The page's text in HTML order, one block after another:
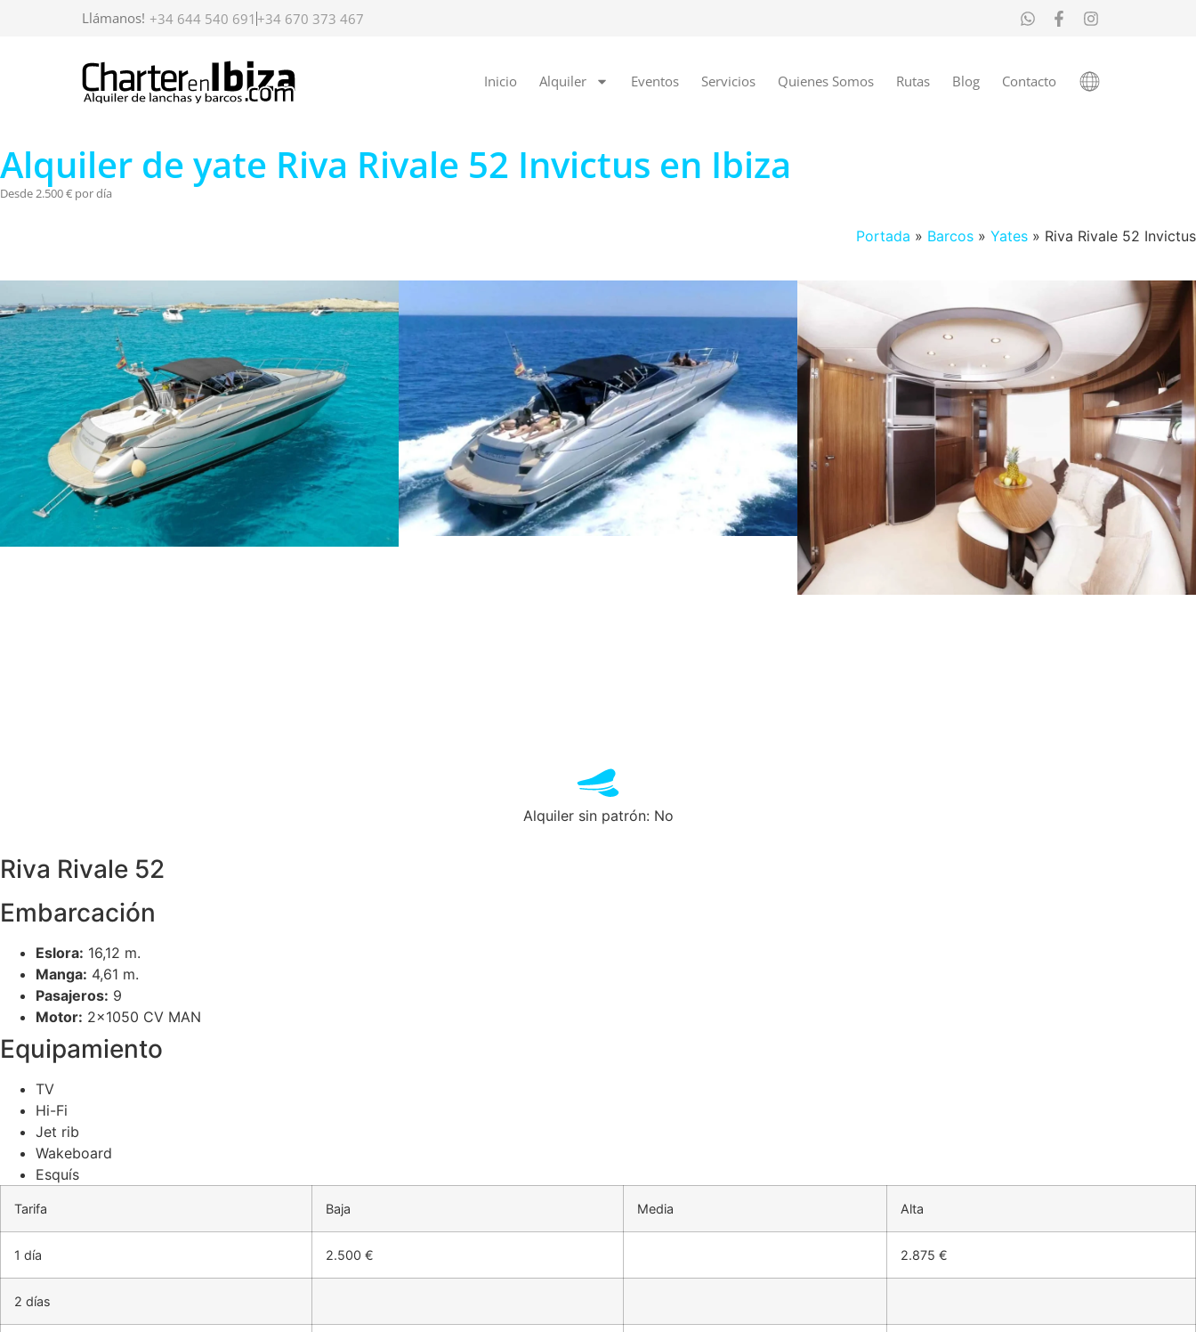
Llámanos! +34 644 540 691 +34 670 373 467
Inicio Alquiler Eventos Servicios Quienes Somos Rutas Blog Contacto
Alquiler de yate Riva Rivale 52 Invictus en Ibiza
Desde 2.500 € por día
Portada » Barcos » Yates » Riva Rivale 52 Invictus
Alquiler sin patrón: No
Riva Rivale 52
Embarcación
Eslora: 16,12 m.
Manga: 4,61 m.
Pasajeros: 9
Motor: 2×1050 CV MAN
Equipamiento
TV
Hi-Fi
Jet rib
Wakeboard
Esquís
Tarifa Baja Media Alta
1 día 2.500 € 2.875 €
2 días